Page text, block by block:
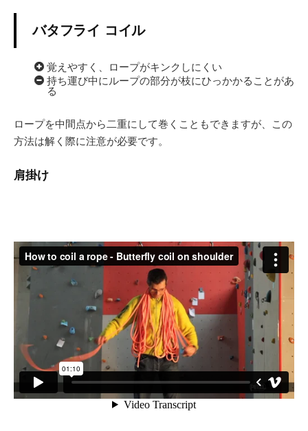
バタフライ コイル
覚えやすく、ロープがキンクしにくい
持ち運び中にループの部分が枝にひっかかることがあ
る
ロープを中間点から二重にして巻くこともできますが、この
方法は解く際に注意が必要です。
肩掛け